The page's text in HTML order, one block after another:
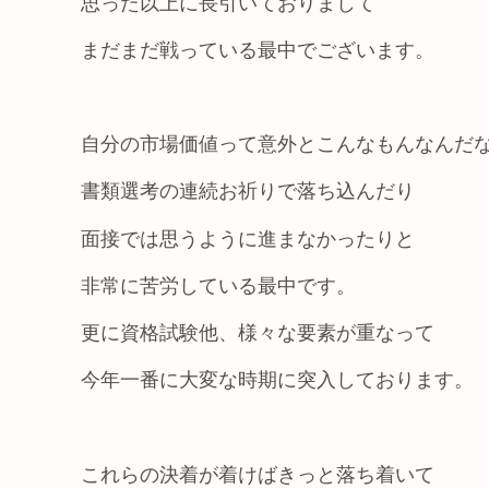
まだまだ戦っている最中でございます。
自分の市場価値って意外とこんなもんなんだ
書類選考の連続お祈りで落ち込んだり
面接では思うように進まなかったりと
非常に苦労している最中です。
更に資格試験他、様々な要素が重なって
今年一番に大変な時期に突入しております。
これらの決着が着けばきっと落ち着いて